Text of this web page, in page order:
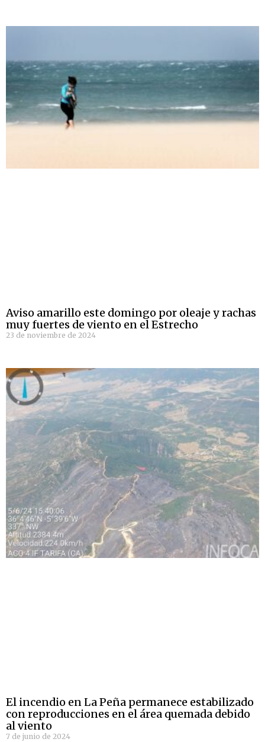
Aviso amarillo este domingo por oleaje y rachas
muy fuertes de viento en el Estrecho
23 de noviembre de 2024
El incendio en La Peña permanece estabilizado
con reproducciones en el área quemada debido
al viento
7 de junio de 2024